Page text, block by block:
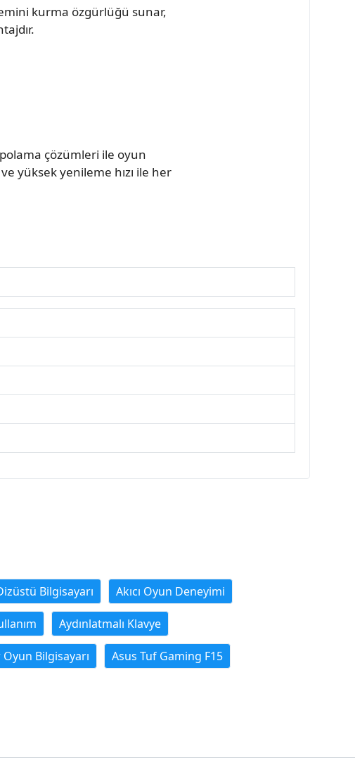
kurma özgürlüğü sunar,
çözümleri ile oyun
yüksek yenileme hızı ile her
Bilgisayarı Akıcı Oyun Deneyimi
Aydınlatmalı Klavye
Oyun Bilgisayarı Asus Tuf Gaming F15